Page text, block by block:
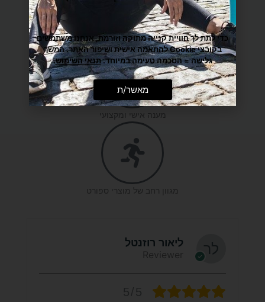
משלוח הכי מהיר עד הבית
מענה אישי ומקצועי
מגוון רחב של מוצרי ספורט
ליאור רוזנטל
Reviewer
כדי לתת לך חוויית קנייה מתוקה וזורמת, אנחנו משתמשים
בקובצי Cookie להתאמה אישית ושיפור האתר. המשך
גלישה = הסכמה טעימה במיוחד.תנאי השימוש.
מאשר/ת